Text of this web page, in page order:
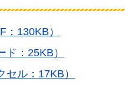
130KB）
：25KB）
ル：17KB）